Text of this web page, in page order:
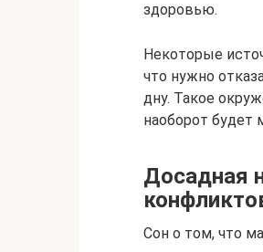
здоровью.
Некоторые
что нужно
дну. Такое
наоборот
Досадная
Сон о том, что